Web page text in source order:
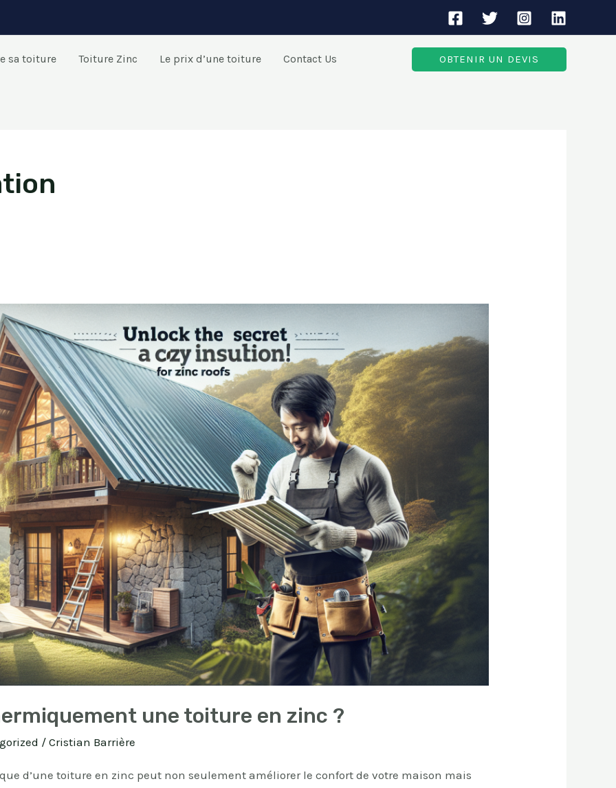
sa toiture Toiture Zinc Le prix d’une toiture Contact Us OBTENIR UN DEVIS
une toiture en zinc ?
/Cristian Barrière
d’une toiture en zinc peut non seulement améliorer le confort de votre maison mais